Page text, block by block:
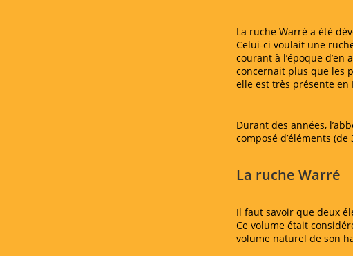
publication :
La ruche Warré a été
Celui-ci voulait une
courant à l’époque
concernait plus que les
elle est très présente en
Durant des années,
composé d’éléments (de
La ruche Warré
Il faut savoir que deux
Ce volume était
volume naturel de son